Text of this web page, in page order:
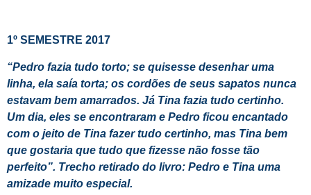
1º SEMESTRE 2017
“Pedro fazia tudo torto; se quisesse desenhar uma
linha, ela saía torta; os cordões de seus sapatos nunca
estavam bem amarrados. Já Tina fazia tudo certinho.
Um dia, eles se encontraram e Pedro ficou encantado
com o jeito de Tina fazer tudo certinho, mas Tina bem
que gostaria que tudo que fizesse não fosse tão
perfeito”. Trecho retirado do livro: Pedro e Tina uma
amizade muito especial.